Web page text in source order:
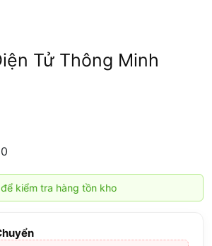
Tử Thông Minh
tra hàng tồn kho